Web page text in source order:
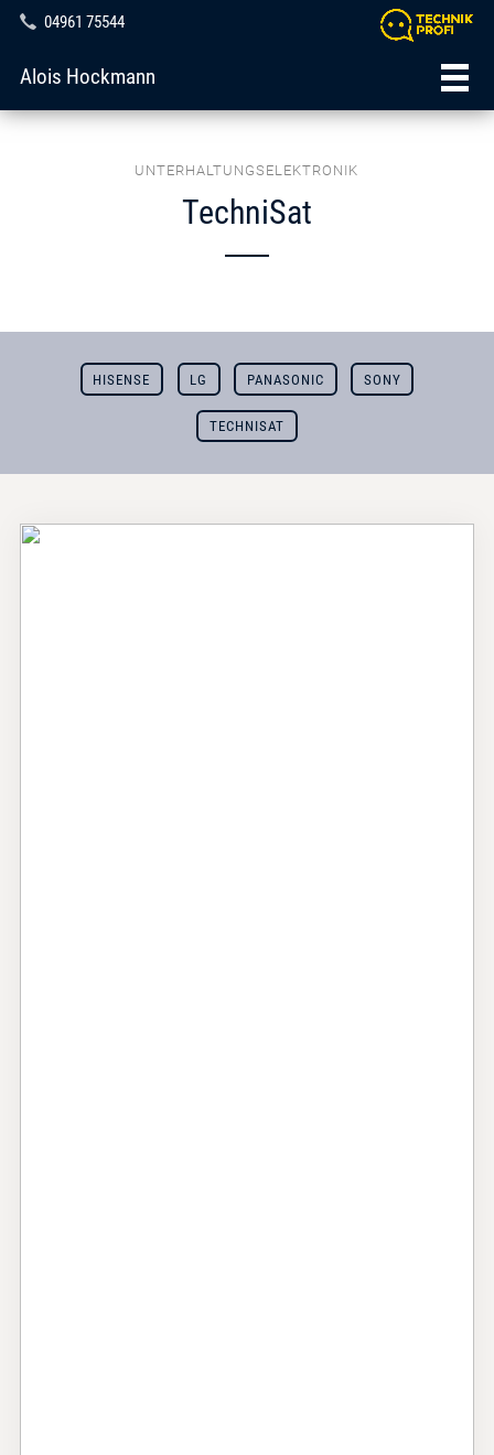
04961 75544
Alois Hockmann
UNTERHALTUNGSELEKTRONIK
TechniSat
HISENSE LG PANASONIC SONY
TECHNISAT